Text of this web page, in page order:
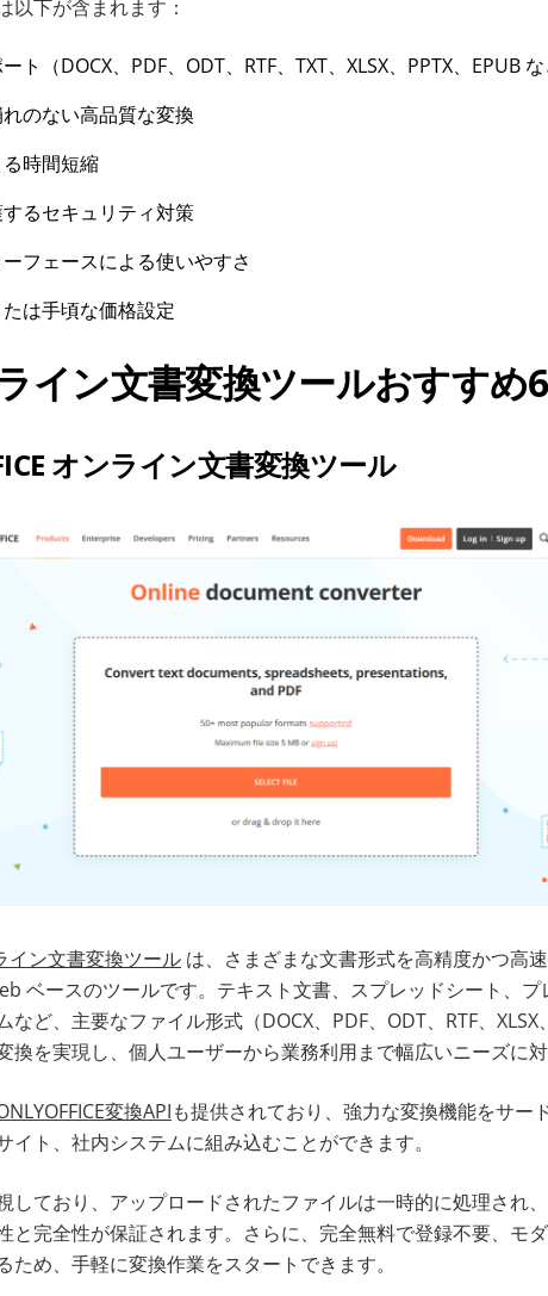
以下が含まれます：
ト（DOCX、PDF、ODT、RTF、TXT、XLSX、PPTX、EPUB な
のない高品質な変換
時間短縮
るセキュリティ対策
フェースによる使いやすさ
は手頃な価格設定
イン文書変換ツールおすすめ
オンライン文書変換ツール
イン文書変換ツール は、さまざまな文書形式を高精度かつ高
ベースのツールです。テキスト文書、スプレッドシート、プ
ど、主要なファイル形式（DOCX、PDF、ODT、RTF、XLSX
換を実現し、個人ユーザーから業務利用まで幅広いニーズに対
変換APIも提供されており、強力な変換機能をサー
イト、社内システムに組み込むことができます。
しており、アップロードされたファイルは一時的に処理され
と完全性が保証されます。さらに、完全無料で登録不要、モ
ため、手軽に変換作業をスタートできます。